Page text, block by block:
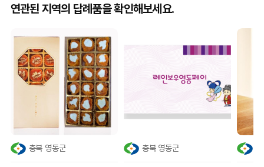
연관된 지역의 답례품을 확인해보세요.
충북 영동군 충북 영동군